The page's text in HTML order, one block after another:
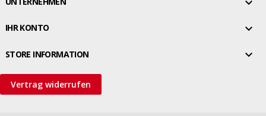
IHR KONTO 
STORE INFORMATION 
Vertrag widerrufen